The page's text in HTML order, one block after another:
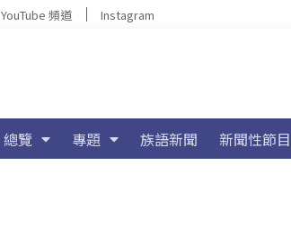
YouTube 頻道 Instagram
總覽 專題 族語新聞 新聞性節目